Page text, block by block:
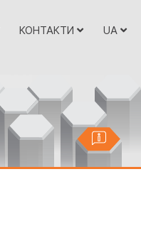
КОНТАКТИ UA